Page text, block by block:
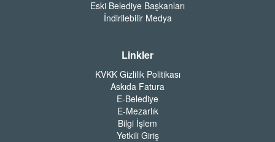
Eski Belediye Başkanları
İndirilebilir Medya
Linkler
KVKK Gizlilik Politikası
Askıda Fatura
E-Belediye
E-Mezarlık
Bilgi İşlem
Yetkili Giriş